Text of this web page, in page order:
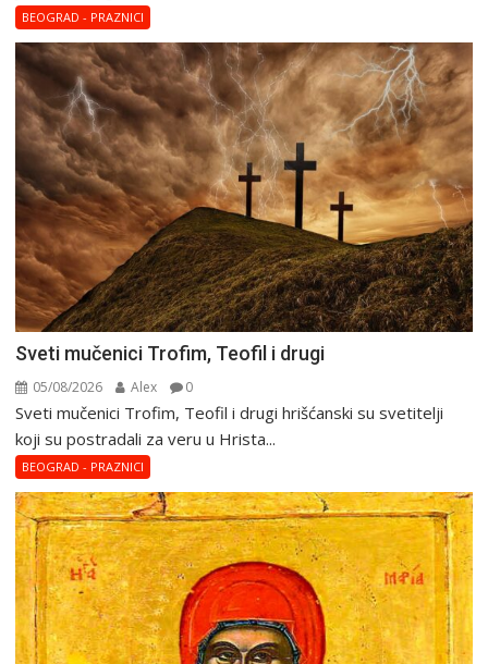
BEOGRAD - PRAZNICI
Sveti mučenici Trofim, Teofil i drugi
05/08/2026 Alex 0
Sveti mučenici Trofim, Teofil i drugi hrišćanski su svetitelji
koji su postradali za veru u Hrista...
BEOGRAD - PRAZNICI